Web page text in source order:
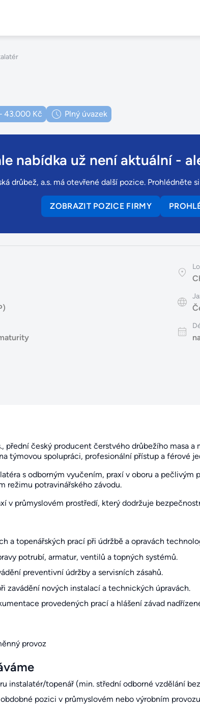
43.000 Kč Plný úvazek
nabídka už není aktuální-
drůbež, a.s. má otevřené další pozice. Prohlédněte
ZOBRAZIT POZICE FIRMY
přední český producent čerstvého drůbežího masa
týmovou spolupráci, profesionální přístup a férové
s odborným vyučením, praxí v oboru a
režimu potravinářského závodu.
v průmyslovém prostředí, který dodržuje
a topenářských prací při údržbě a opravách
potrubí, armatur, ventilů a topných systémů.
preventivní údržby a servisních zásahů.
zavádění nových instalací a technických úpravách.
provedených prací a hlášení závad
provoz
instalatér/topenář (min. střední odborné vzdělání
pozici v průmyslovém nebo výrobním